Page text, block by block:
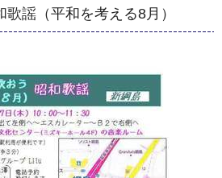
謡（平和を考える8月）